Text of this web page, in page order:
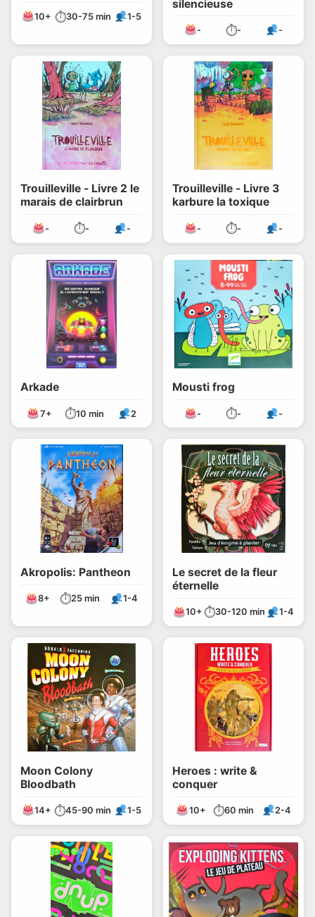
10+ ⏱30-75 min 1-5
silencieuse
- ⏱- -
Trouilleville - Livre 2 le
marais de clairbrun
- ⏱- -
Trouilleville - Livre 3
karbure la toxique
- ⏱- -
Arkade
7+ ⏱10 min 2
Mousti frog
- ⏱- -
Akropolis: Pantheon
8+ ⏱25 min 1-4
Le secret de la fleur
éternelle
10+ ⏱30-120 min 1-4
Moon Colony
Bloodbath
14+ ⏱45-90 min 1-5
Heroes : write &
conquer
10+ ⏱60 min 2-4